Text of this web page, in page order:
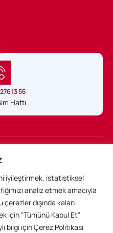
iyileştirmek, istatistiksel
analiz etmek amacıyla
dışında kalan
için "Tümünü Kabul Et"
bilgi için Çerez Politikası
13 55
Hattı
©